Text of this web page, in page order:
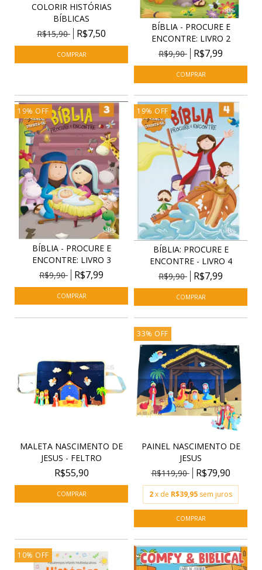
COLORIR HISTÓRIAS
BÍBLICAS
R$15,90
R$7,50
BÍBLIA - PROCURE E
ENCONTRE: LIVRO 2
R$9,90
R$7,99
19% OFF
BÍBLIA - PROCURE E
ENCONTRE: LIVRO 3
R$9,90
R$7,99
19% OFF
BÍBLIA: PROCURE E
ENCONTRE - LIVRO 4
R$9,90
R$7,99
MALETA NASCIMENTO DE
JESUS - FELTRO
R$55,90
33% OFF
PAINEL NASCIMENTO DE
JESUS
R$119,90
R$79,90
2x de R$39,95 sem juros
10% OFF